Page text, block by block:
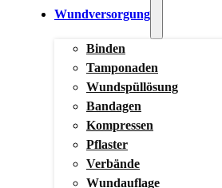
Wundversorgung
Binden
Tamponaden
Wundspüllösung
Bandagen
Kompressen
Pflaster
Verbände
Wundauflage